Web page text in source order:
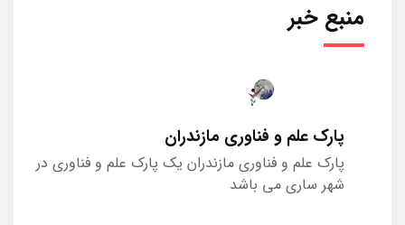
منبع خبر
پارک علم و فناوری مازندران
پارک علم و فناوری مازندران یک پارک علم و فناوری در
شهر ساری می باشد